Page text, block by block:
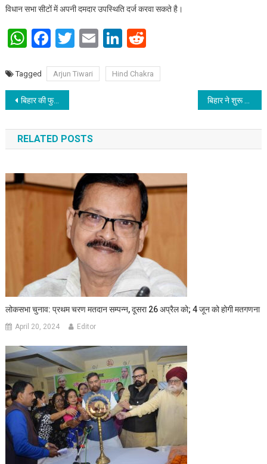
विधान सभा सीटों में अपनी दमदार उपस्थिति दर्ज करवा सकते है।
WhatsApp
Facebook
Twitter
EmailLinkedIn
Reddit
Tagged Arjun Tiwari Hind Chakra
Post navigation
बिहार की फुटबॉलर चंपा कुमार सिंह एवं अमीषा प्रकाश ने स्पेशल ओलंपिक्स यूनिफाइड कप (डेट्रॉइट यु.एस.ए.) में भारत को दिलाया कांस्य
RELATED POSTS
लोकसभा चुनाव: प्रथम चरण मतदान सम्पन्न, दूसरा 26 अप्रैल को; 4 जून को होगी मतगणना
April 20, 2024 Editor